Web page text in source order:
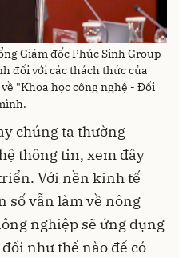
Giám đốc Phúc Sinh Group
đối với các thách thức của
"Khoa học công nghệ - Đổi
chúng ta thường
thông tin, xem đây
Với nền kinh tế
số vẫn làm về nông
nghiệp sẽ ứng dụng
như thế nào để có